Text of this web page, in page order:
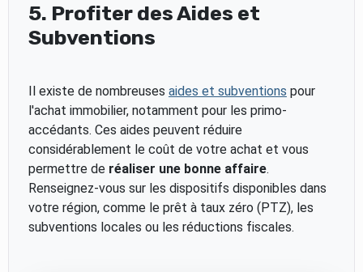
5. Profiter des Aides et
Subventions
Il existe de nombreuses aides et subventions pour
l'achat immobilier, notamment pour les primo-
accédants. Ces aides peuvent réduire
considérablement le coût de votre achat et vous
permettre de réaliser une bonne affaire.
Renseignez-vous sur les dispositifs disponibles dans
votre région, comme le prêt à taux zéro (PTZ), les
subventions locales ou les réductions fiscales.